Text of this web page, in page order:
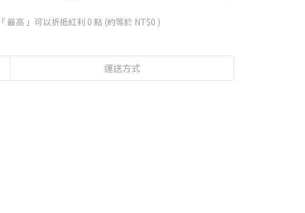
最高 」可以折抵紅利 0 點 (約等於 NT$0 )
運送方式